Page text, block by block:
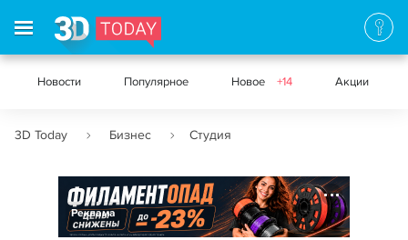
Новости Популярное Новое +14 Акции
3D Today Бизнес Студия
Реклама